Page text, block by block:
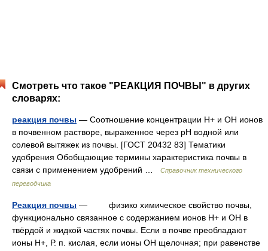
Смотреть что такое "РЕАКЦИЯ ПОЧВЫ" в других
словарях:
реакция почвы — Соотношение концентрации Н+ и ОН ионов
в почвенном растворе, выраженное через рН водной или
солевой вытяжек из почвы. [ГОСТ 20432 83] Тематики
удобрения Обобщающие термины характеристика почвы в
связи с применением удобрений …
Справочник технического
переводчика
Реакция почвы — физико химическое свойство почвы,
функционально связанное с содержанием ионов Н+ и OH в
твёрдой и жидкой частях почвы. Если в почве преобладают
ионы Н+, Р. п. кислая, если ионы OH щелочная; при равенстве